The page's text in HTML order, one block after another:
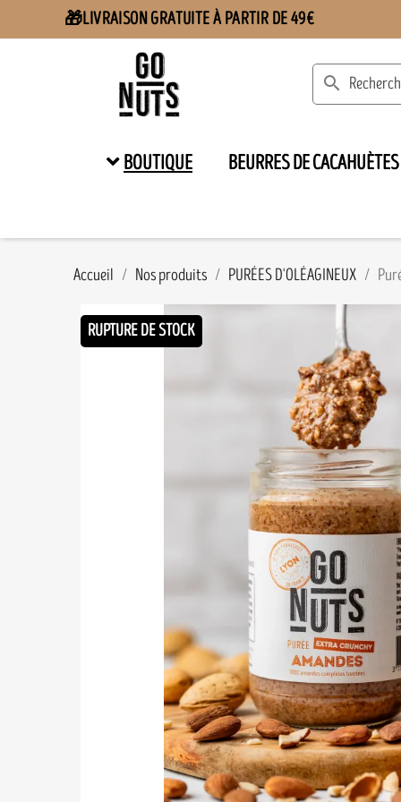
🎁LIVRAISON GRATUITE À PARTIR DE 49€
search
BOUTIQUE BEURRES DE CACAHUÈTES
Accueil Nos produits PURÉES D'OLÉAGINEUX
RUPTURE DE STOCK